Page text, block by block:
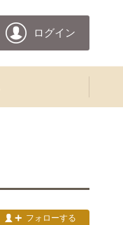
ログイン
フォローする